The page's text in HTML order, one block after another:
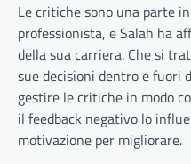
Le critiche sono una parte
professionista, e Salah ha
della sua carriera. Che si
sue decisioni dentro e fuori
gestire le critiche in modo
il feedback negativo lo
motivazione per migliorare.